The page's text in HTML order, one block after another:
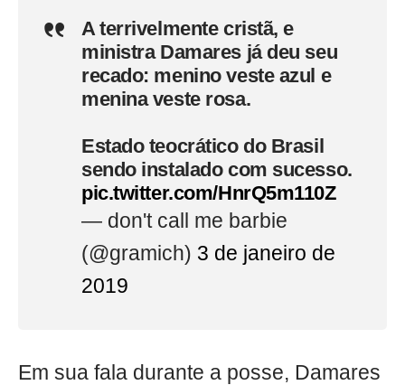
A terrivelmente cristã, e
ministra Damares já deu seu
recado: menino veste azul e
menina veste rosa.
Estado teocrático do Brasil
sendo instalado com sucesso.
pic.twitter.com/HnrQ5m110Z
— don't call me barbie
(@gramich) 3 de janeiro de
2019
Em sua fala durante a posse, Damares